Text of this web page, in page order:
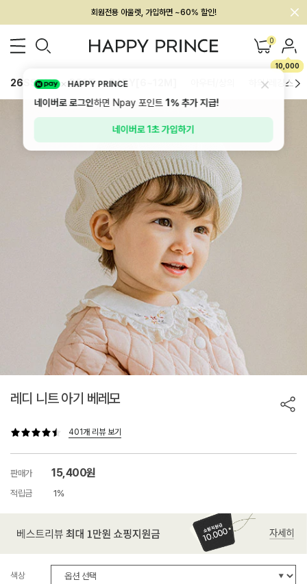
회원전용 아울렛, 가입하면 ~60% 할인!
멤버십 최대 28,000원 혜택 0
10,000
26SS 신상 BEST BABY[6~12M] 하의/레깅스
레디 니트 아기 베레모
401개 리뷰 보기
판매가 15,400원
적립금 1%
색상
HAPPY PRINCE
네이버로 로그인하면 Npay 포인트1%추가 지급!
네이버로 1초 가입하기